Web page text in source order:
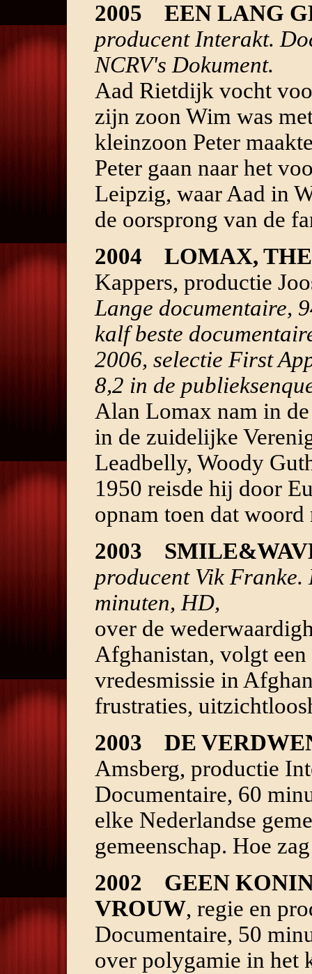
2005 EEN LANG
producent Interakt.
NCRV's Dokument.
Aad Rietdijk vocht
zijn zoon Wim was
kleinzoon Peter
Peter gaan naar het
Leipzig, waar Aad in
de oorsprong van de
2004 LOMAX,
Kappers, productie
Lange documentaire,
kalf beste
2006, selectie First
8,2 in de
Alan Lomax nam in
in de zuidelijke
Leadbelly, Woody
1950 reisde hij door
opnam toen dat
2003
producent Vik Franke.
minuten, HD,
over de
Afghanistan, volgt
vredesmissie in
frustraties,
2003
DE
Amsberg, productie
Documentaire, 60
elke Nederlandse
gemeenschap. Hoe
2002
GEEN
VROUW, regie en
Documentaire, 50
over polygamie in het